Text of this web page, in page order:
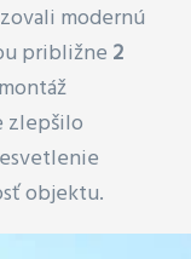
modernú
približne 2
zlepšilo
objektu.